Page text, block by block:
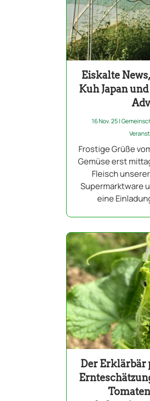
Eiskalte
Kuh Japan
16 Nov. 25|
Frostige Grüße
Gemüse erst
Fleisch
Supermarktware
eine
Der Erklärbär